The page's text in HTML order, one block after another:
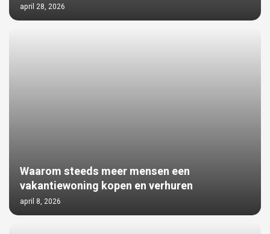
april 28, 2026
Waarom steeds meer mensen een
vakantiewoning kopen en verhuren
april 8, 2026